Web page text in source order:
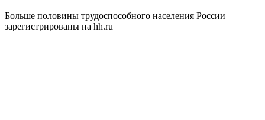
Больше половины трудоспособного населения России
зарегистрированы на hh.ru